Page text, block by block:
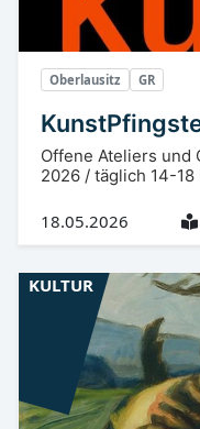
Oberlausitz GR
Offene Ateliers und
2026 / täglich 14-18
18.05.2026
KULTUR